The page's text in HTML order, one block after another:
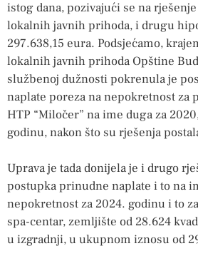
istog dana, pozivajući se na
lokalnih javnih prihoda, i drugu
297.638,15 eura. Podsjećamo,
lokalnih javnih prihoda Opštine
službenoj dužnosti pokrenula je
naplate poreza na nepokretnost za
HTP “Miločer” na ime duga za
godinu, nakon što su rješenja
Uprava je tada donijela je i drugo
postupka prinudne naplate i to na
nepokretnost za 2024. godinu i to
spa-centar, zemljište od 28.624
u izgradnji, u ukupnom iznosu od